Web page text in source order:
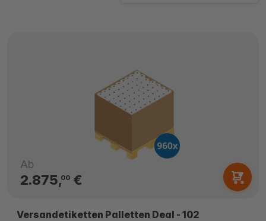
Ab
2.875,00€
Versandetiketten Palletten Deal - 102